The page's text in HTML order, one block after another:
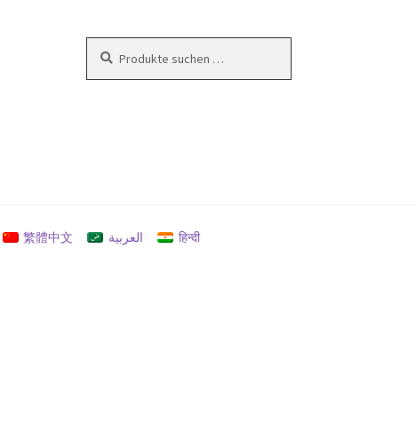
nach:
繁體中文 العربية
हिन्दी